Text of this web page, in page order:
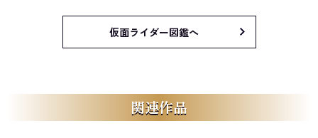
仮面ライダー図鑑へ
関連作品